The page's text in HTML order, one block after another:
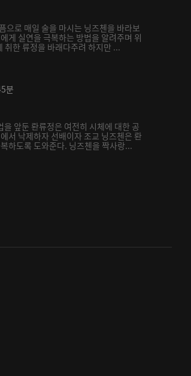
으로 매일 술을 마시는 닝즈첸을 바라보
게 실연을 극복하는 방법을 알려주며 위
취한 류정을 바래다주려 하지만 ...
분
앞둔 롼류정은 여전히 시체에 대한 공
서 낙제하자 선배이자 조교 닝즈첸은 롼
하도록 도와준다. 닝즈첸을 짝사랑...